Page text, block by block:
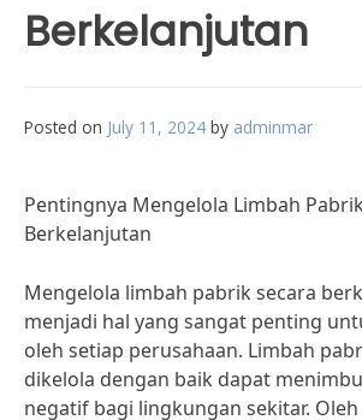
Berkelanjutan
Posted on July 11, 2024 by adminmar
Pentingnya Mengelola Limbah
Berkelanjutan
Mengelola limbah pabrik secara
menjadi hal yang sangat penting
oleh setiap perusahaan. Limbah
dikelola dengan baik dapat
negatif bagi lingkungan sekitar.